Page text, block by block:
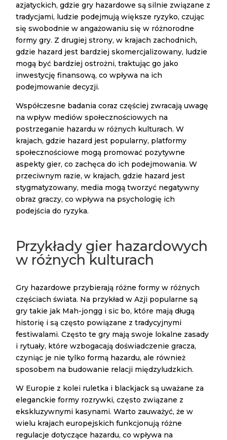
azjatyckich, gdzie gry hazardowe są silnie związane z
tradycjami, ludzie podejmują większe ryzyko, czując
się swobodnie w angażowaniu się w różnorodne
formy gry. Z drugiej strony, w krajach zachodnich,
gdzie hazard jest bardziej skomercjalizowany, ludzie
mogą być bardziej ostrożni, traktując go jako
inwestycję finansową, co wpływa na ich
podejmowanie decyzji.
Współczesne badania coraz częściej zwracają uwagę
na wpływ mediów społecznościowych na
postrzeganie hazardu w różnych kulturach. W
krajach, gdzie hazard jest popularny, platformy
społecznościowe mogą promować pozytywne
aspekty gier, co zachęca do ich podejmowania. W
przeciwnym razie, w krajach, gdzie hazard jest
stygmatyzowany, media mogą tworzyć negatywny
obraz graczy, co wpływa na psychologię ich
podejścia do ryzyka.
Przykłady gier hazardowych
w różnych kulturach
Gry hazardowe przybierają różne formy w różnych
częściach świata. Na przykład w Azji popularne są
gry takie jak Mah-jongg i sic bo, które mają długą
historię i są często powiązane z tradycyjnymi
festiwalami. Często te gry mają swoje lokalne zasady
i rytuały, które wzbogacają doświadczenie gracza,
czyniąc je nie tylko formą hazardu, ale również
sposobem na budowanie relacji międzyludzkich.
W Europie z kolei ruletka i blackjack są uważane za
eleganckie formy rozrywki, często związane z
ekskluzywnymi kasynami. Warto zauważyć, że w
wielu krajach europejskich funkcjonują różne
regulacje dotyczące hazardu, co wpływa na